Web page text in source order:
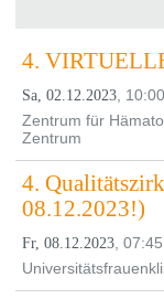
4.
Sa, 02.12.2023 ,
Zentrum für
Zentrum
4.
08.12.2023!)
Fr, 08.12.2023 ,